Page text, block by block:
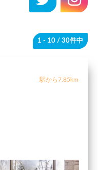
1 - 10 / 30件中
駅から7.85km